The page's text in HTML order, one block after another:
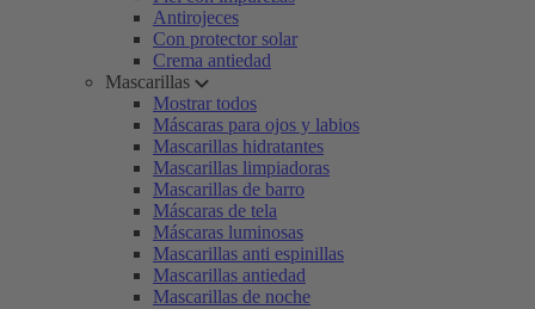
Antirojeces
Con protector solar
Crema antiedad
Mascarillas
Mostrar todos
Máscaras para ojos y labios
Mascarillas hidratantes
Mascarillas limpiadoras
Mascarillas de barro
Máscaras de tela
Máscaras luminosas
Mascarillas anti espinillas
Mascarillas antiedad
Mascarillas de noche